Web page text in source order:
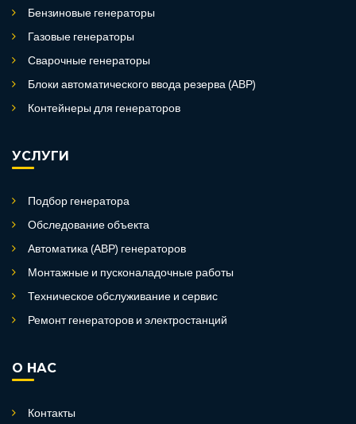
Бензиновые генераторы
Газовые генераторы
Сварочные генераторы
Блоки автоматического ввода резерва (АВР)
Контейнеры для генераторов
УСЛУГИ
Подбор генератора
Обследование объекта
Автоматика (АВР) генераторов
Монтажные и пусконаладочные работы
Техническое обслуживание и сервис
Ремонт генераторов и электростанций
О НАС
Контакты